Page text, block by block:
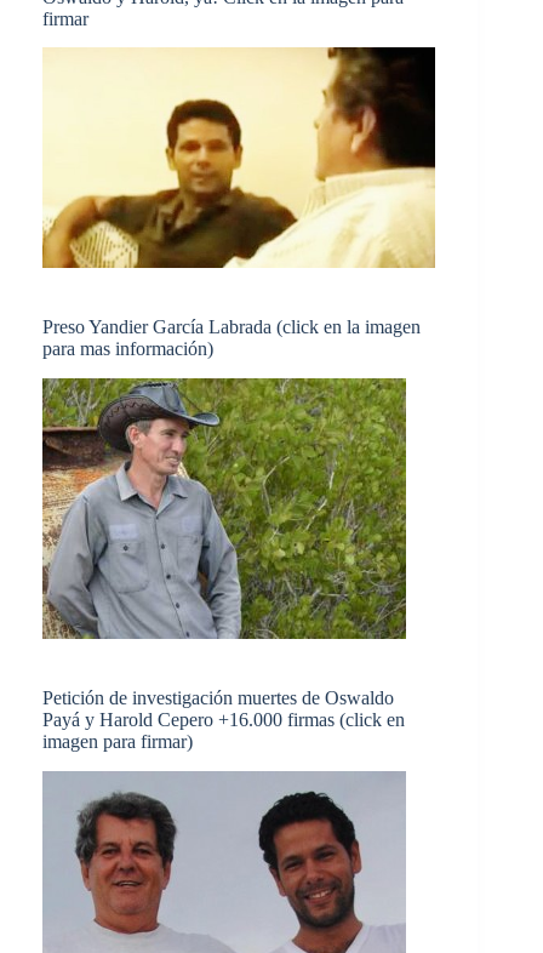
firmar
Preso Yandier García Labrada (click en la imagen
para mas información)
Petición de investigación muertes de Oswaldo
Payá y Harold Cepero +16.000 firmas (click en
imagen para firmar)